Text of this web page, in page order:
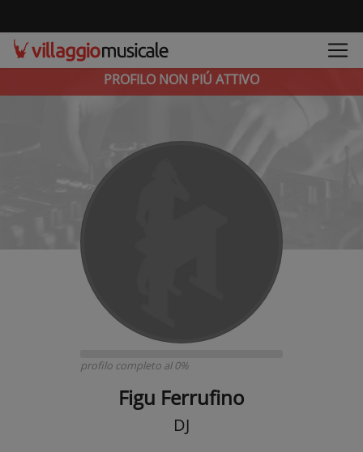
PROFILO NON PIÚ ATTIVO
profilo completo al 0%
Figu Ferrufino
DJ